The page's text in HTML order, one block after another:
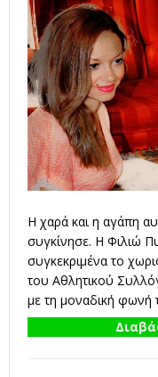
Η χαρά και η αγάπη
συγκίνησε. Η Φιλιώ
συγκεκριμένα το
του Αθλητικού
με τη μοναδική φωνή